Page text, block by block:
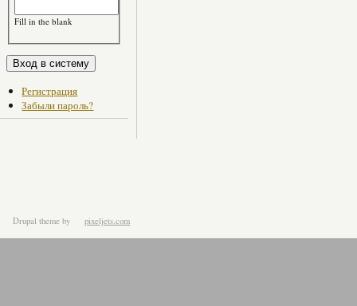
Fill in the blank
Регистрация
Забыли пароль?
Drupal theme by pixeljets.com